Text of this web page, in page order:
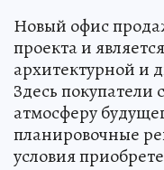
Новый офис
проекта и
архитектурной и
Здесь покупатели
атмосферу
планировочные
условия